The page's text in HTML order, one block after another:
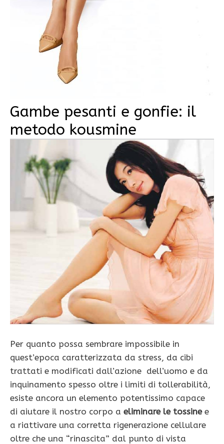
Gambe pesanti e gonfie: il
metodo kousmine
Per quanto possa sembrare impossibile in
quest’epoca caratterizzata da stress, da cibi
trattati e modificati dall’azione dell’uomo e da
inquinamento spesso oltre i limiti di tollerabilità,
esiste ancora un elemento potentissimo capace
di aiutare il nostro corpo a eliminare le tossinee
a riattivare una corretta rigenerazione cellulare
oltre che una “rinascita” dal punto di vista